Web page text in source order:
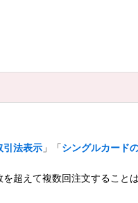
引法表示 」「シングルカード
超えて複数回注文すること